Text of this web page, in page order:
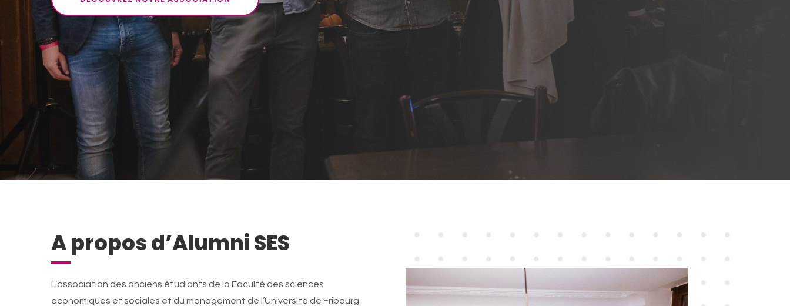
A propos d’Alumni SES
L’association des anciens étudiants de la Faculté des sciences
économiques et sociales et du management de l’Université de Fribourg